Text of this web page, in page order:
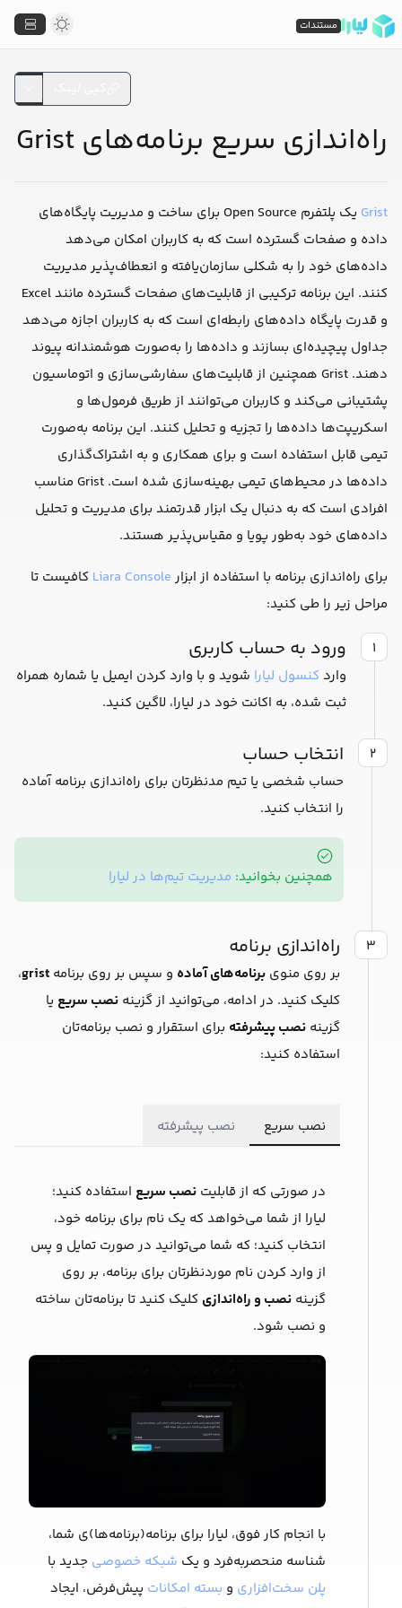
راه‌اندازی سریع برنامه‌های Grist
Grist
یک پلتفرم Open Source برای ساخت و مدیریت پایگاه‌های
داده و صفحات گسترده است که به کاربران امکان می‌دهد
داده‌های خود را به شکلی سازمان‌یافته و انعطاف‌پذیر مدیریت
کنند. این برنامه ترکیبی از قابلیت‌های صفحات گسترده مانند Excel
و قدرت پایگاه داده‌های رابطه‌ای است که به کاربران اجازه می‌دهد
جداول پیچیده‌ای بسازند و داده‌ها را به‌صورت هوشمندانه پیوند
دهند. Grist همچنین از قابلیت‌های سفارشی‌سازی و اتوماسیون
پشتیبانی می‌کند و کاربران می‌توانند از طریق فرمول‌ها و
اسکریپت‌ها داده‌ها را تجزیه و تحلیل کنند. این برنامه به‌صورت
تیمی قابل استفاده است و برای همکاری و به اشتراک‌گذاری
داده‌ها در محیط‌های تیمی بهینه‌سازی شده است. Grist مناسب
افرادی است که به دنبال یک ابزار قدرتمند برای مدیریت و تحلیل
داده‌های خود به‌طور پویا و مقیاس‌پذیر هستند.
برای راه‌اندازی برنامه با استفاده از ابزارLiara Console کافیست تا
مراحل زیر را طی کنید:
۱ ورود به حساب کاربری
وارد کنسول لیارا شوید و با وارد کردن ایمیل یا شماره همراه
ثبت شده، به اکانت خود در لیارا، لاگین کنید.
۲ انتخاب حساب
حساب شخصی یا تیم مدنظرتان برای راه‌اندازی برنامه آماده
را انتخاب کنید.
همچنین بخوانید: مدیریت تیم‌ها در لیارا
۳ راه‌اندازی برنامه
بر روی منوی برنامه‌های آماده و سپس بر روی برنامه grist،
کلیک کنید. در ادامه، می‌توانید از گزینه نصب سریع یا
گزینه نصب پیشرفته برای استقرار و نصب برنامه‌تان
استفاده کنید:
نصب سریع نصب پیشرفته
در صورتی که از قابلیت نصب سریع استفاده کنید؛
لیارا از شما می‌خواهد که یک ‌نام برای برنامه خود،
انتخاب کنید؛ که شما می‌توانید در صورت تمایل و پس
از وارد کردن نام موردنظرتان برای برنامه، بر روی
گزینه نصب و راه‌اندازی کلیک کنید تا برنامه‌‌تان ساخته
و نصب شود.
با انجام کار فوق، لیارا برای برنامه(برنامه‌ها)ی شما،
شناسه منحصربه‌فرد و یک شبکه خصوصی جدید با
پلن سخت‌افزاری و بسته امکانات پیش‌فرض، ایجاد
مستندات